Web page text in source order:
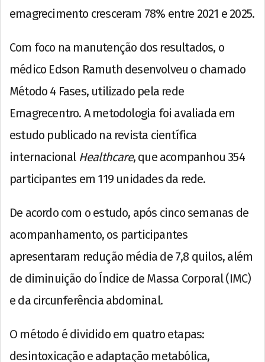
emagrecimento cresceram 78% entre 2021 e 2025.
Com foco na manutenção dos resultados, o
médico Edson Ramuth desenvolveu o chamado
Método 4 Fases, utilizado pela rede
Emagrecentro. A metodologia foi avaliada em
estudo publicado na revista científica
internacional Healthcare, que acompanhou 354
participantes em 119 unidades da rede.
De acordo com o estudo, após cinco semanas de
acompanhamento, os participantes
apresentaram redução média de 7,8 quilos, além
de diminuição do Índice de Massa Corporal (IMC)
e da circunferência abdominal.
O método é dividido em quatro etapas:
desintoxicação e adaptação metabólica,